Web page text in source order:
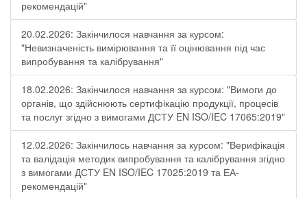
рекомендацій"
20.02.2026: Закінчилося навчання за курсом:
"Невизначеність вимірювання та її оцінювання під час
випробування та калібрування"
18.02.2026: Закінчилося навчання за курсом: "Вимоги до
органів, що здійснюють сертифікацію продукції, процесів
та послуг згідно з вимогами ДСТУ EN ISO/IEC 17065:2019"
12.02.2026: Закінчилось навчання за курсом: "Верифікація
та валідація методик випробування та калібрування згідно
з вимогами ДСТУ EN ISO/IEC 17025:2019 та ЕА-
рекомендацій"